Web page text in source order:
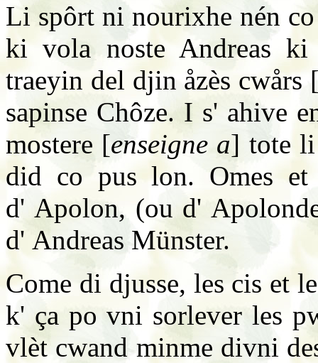
Li spôrt ni nourixhe nén
ki vola noste Andreas
traeyin del djin åzès cwårs
sapinse Chôze. I s' ahive
mostere [enseigne a] tote
did co pus lon. Omes
d' Apolon, (ou d'
d' Andreas Münster.
Come di djusse, les cis et
k' ça po vni sorlever les
vlèt cwand minme divni